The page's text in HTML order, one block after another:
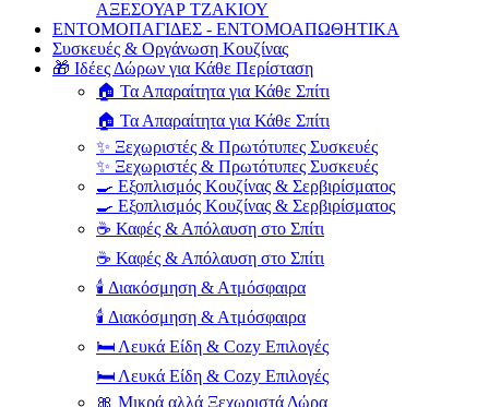
ΑΞΕΣΟΥΑΡ ΤΖΑΚΙΟΥ
ΕΝΤΟΜΟΠΑΓΙΔΕΣ - ΕΝΤΟΜΟΑΠΩΘΗΤΙΚΑ
Συσκευές & Οργάνωση Κουζίνας
🎁 Ιδέες Δώρων για Κάθε Περίσταση
🏠 Τα Απαραίτητα για Κάθε Σπίτι
🏠 Τα Απαραίτητα για Κάθε Σπίτι
✨ Ξεχωριστές & Πρωτότυπες Συσκευές
✨ Ξεχωριστές & Πρωτότυπες Συσκευές
🍳 Εξοπλισμός Κουζίνας & Σερβιρίσματος
🍳 Εξοπλισμός Κουζίνας & Σερβιρίσματος
☕ Καφές & Απόλαυση στο Σπίτι
☕ Καφές & Απόλαυση στο Σπίτι
🕯️ Διακόσμηση & Ατμόσφαιρα
🕯️ Διακόσμηση & Ατμόσφαιρα
🛏️ Λευκά Είδη & Cozy Επιλογές
🛏️ Λευκά Είδη & Cozy Επιλογές
🎀 Μικρά αλλά Ξεχωριστά Δώρα